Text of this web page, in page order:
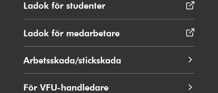
Ladok för studenterÖppnas
i
fönster
Ladok för medarbetare
i
fönster
Arbetsskada/stickskada
För VFU-handledare